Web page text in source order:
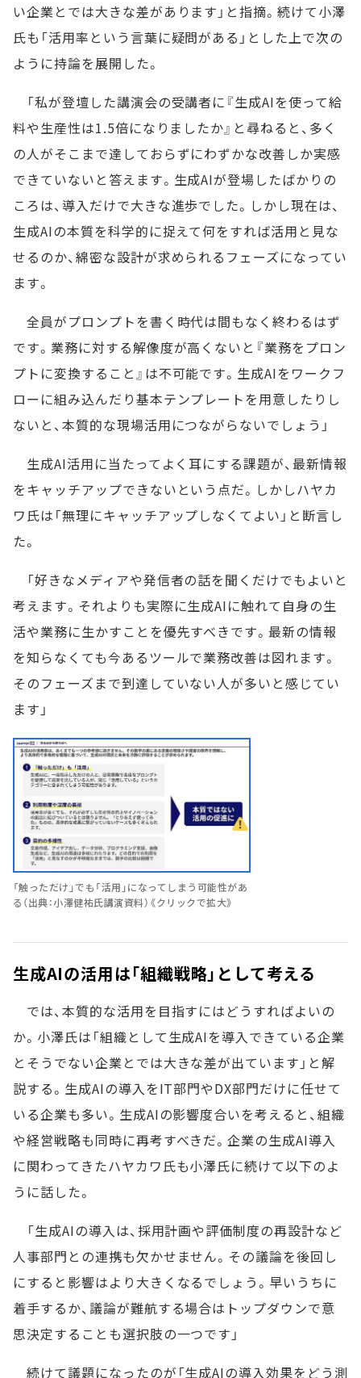
い企業とでは大きな差があります」と指摘。続けて小澤
氏も「活用率という言葉に疑問がある」とした上で次の
ように持論を展開した。
「私が登壇した講演会の受講者に『生成AIを使って給
料や生産性は1.5倍になりましたか』と尋ねると、多く
の人がそこまで達しておらずにわずかな改善しか実感
できていないと答えます。生成AIが登場したばかりの
ころは、導入だけで大きな進歩でした。しかし現在は、
生成AIの本質を科学的に捉えて何をすれば活用と見な
せるのか、綿密な設計が求められるフェーズになってい
ます。
全員がプロンプトを書く時代は間もなく終わるはず
です。業務に対する解像度が高くないと『業務をプロン
プトに変換すること』は不可能です。生成AIをワークフ
ローに組み込んだり基本テンプレートを用意したりし
ないと、本質的な現場活用につながらないでしょう」
生成AI活用に当たってよく耳にする課題が、最新情報
をキャッチアップできないという点だ。しかしハヤカ
ワ氏は「無理にキャッチアップしなくてよい」と断言し
た。
「好きなメディアや発信者の話を聞くだけでもよいと
考えます。それよりも実際に生成AIに触れて自身の生
活や業務に生かすことを優先すべきです。最新の情報
を知らなくても今あるツールで業務改善は図れます。
そのフェーズまで到達していない人が多いと感じてい
ます」
「触っただけ」でも「活用」になってしまう可能性があ
る（出典：小澤健祐氏講演資料）《クリックで拡大》
生成AIの活用は「組織戦略」として考える
では、本質的な活用を目指すにはどうすればよいの
か。小澤氏は「組織として生成AIを導入できている企業
とそうでない企業とでは大きな差が出ています」と解
説する。生成AIの導入をIT部門やDX部門だけに任せて
いる企業も多い。生成AIの影響度合いを考えると、組織
や経営戦略も同時に再考すべきだ。企業の生成AI導入
に関わってきたハヤカワ氏も小澤氏に続けて以下のよ
うに話した。
「生成AIの導入は、採用計画や評価制度の再設計など
人事部門との連携も欠かせません。その議論を後回し
にすると影響はより大きくなるでしょう。早いうちに
着手するか、議論が難航する場合はトップダウンで意
思決定することも選択肢の一つです」
続けて議題になったのが「生成AIの導入効果をどう測